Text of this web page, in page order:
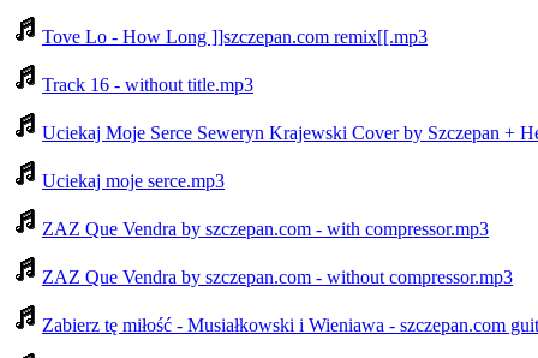
Tove Lo - How Long ]]szczepan.com remix[[.mp3
Track 16 - without title.mp3
Uciekaj Moje Serce Seweryn Krajewski Cover by Szczepan +
Uciekaj moje serce.mp3
ZAZ Que Vendra by szczepan.com - with compressor.mp3
ZAZ Que Vendra by szczepan.com - without compressor.mp3
Zabierz tę miłość - Musiałkowski i Wieniawa - szczepan.com